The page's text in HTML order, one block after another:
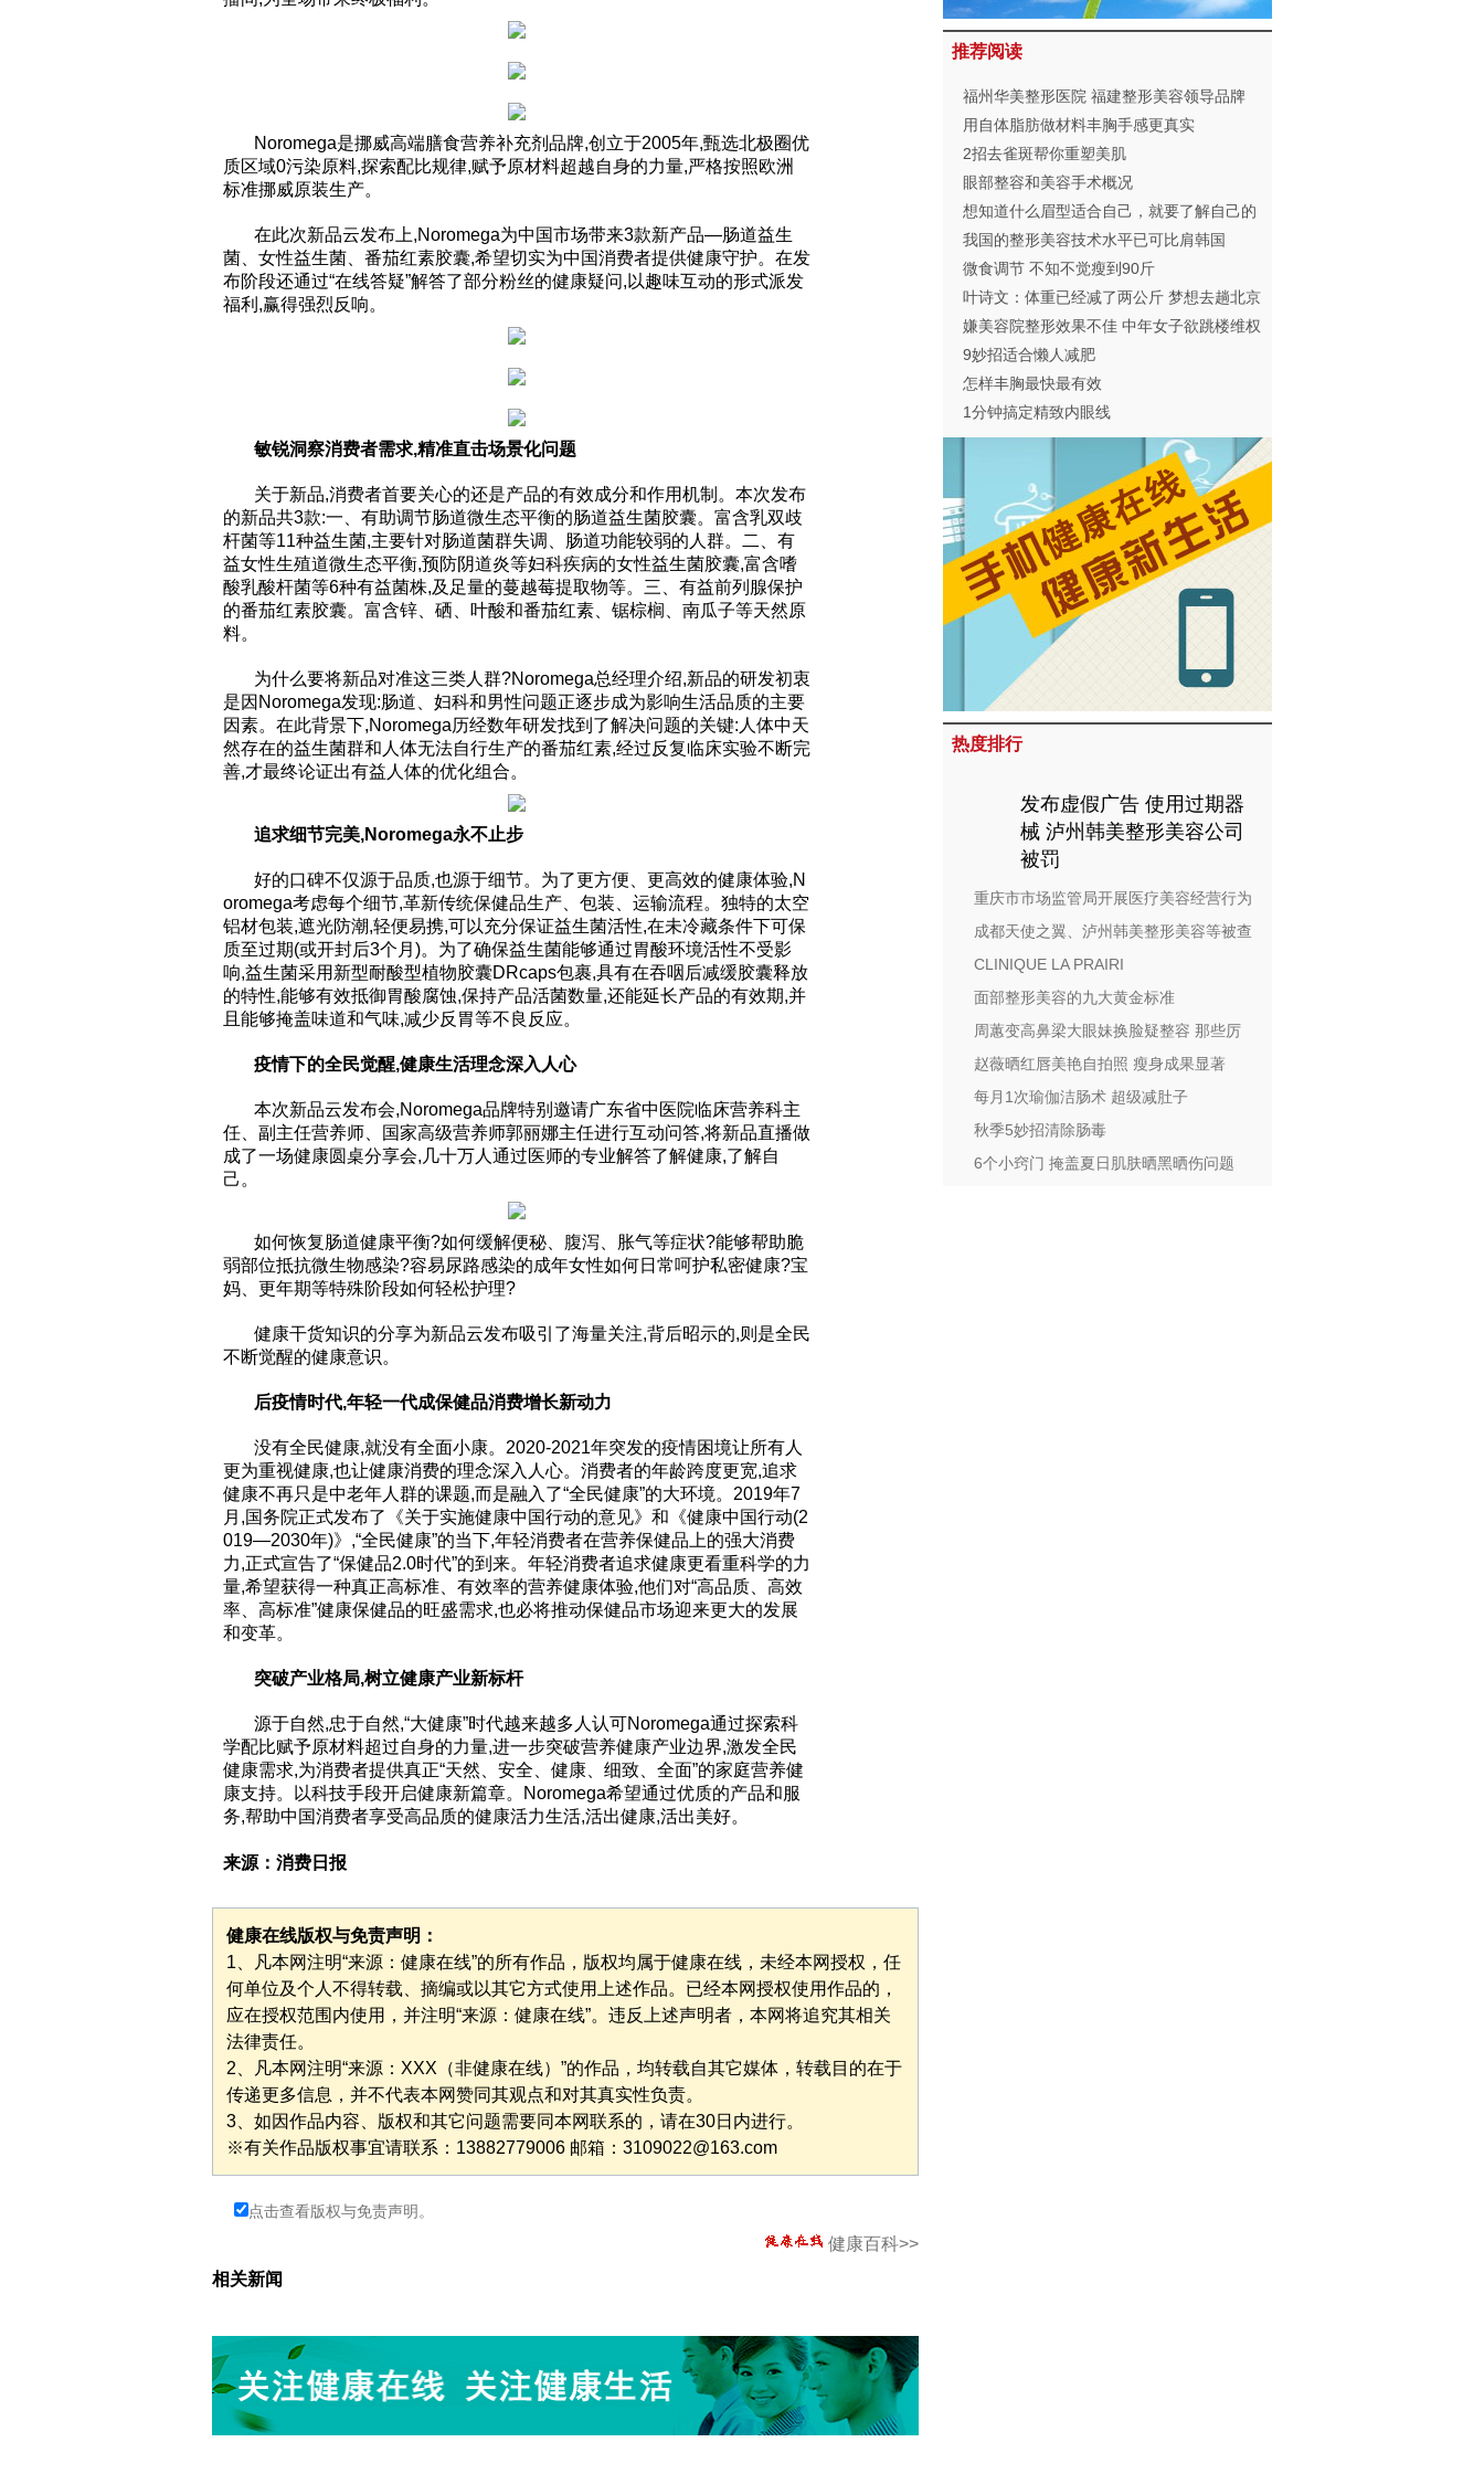
Noromega是挪威高端膳食营养补充剂品牌,创立于2005年,甄选北极圈优
质区域0污染原料,探索配比规律,赋予原材料超越自身的力量,严格按照欧洲
标准挪威原装生产。
在此次新品云发布上,Noromega为中国市场带来3款新产品—肠道益生
菌、女性益生菌、番茄红素胶囊,希望切实为中国消费者提供健康守护。在发
布阶段还通过“在线答疑”解答了部分粉丝的健康疑问,以趣味互动的形式派发
福利,赢得强烈反响。
敏锐洞察消费者需求,精准直击场景化问题
关于新品,消费者首要关心的还是产品的有效成分和作用机制。本次发布
的新品共3款:一、有助调节肠道微生态平衡的肠道益生菌胶囊。富含乳双歧
杆菌等11种益生菌,主要针对肠道菌群失调、肠道功能较弱的人群。二、有
益女性生殖道微生态平衡,预防阴道炎等妇科疾病的女性益生菌胶囊,富含嗜
酸乳酸杆菌等6种有益菌株,及足量的蔓越莓提取物等。三、有益前列腺保护
的番茄红素胶囊。富含锌、硒、叶酸和番茄红素、锯棕榈、南瓜子等天然原
料。
为什么要将新品对准这三类人群?Noromega总经理介绍,新品的研发初衷
是因Noromega发现:肠道、妇科和男性问题正逐步成为影响生活品质的主要
因素。在此背景下,Noromega历经数年研发找到了解决问题的关键:人体中天
然存在的益生菌群和人体无法自行生产的番茄红素,经过反复临床实验不断完
善,才最终论证出有益人体的优化组合。
追求细节完美,Noromega永不止步
好的口碑不仅源于品质,也源于细节。为了更方便、更高效的健康体验,N
oromega考虑每个细节,革新传统保健品生产、包装、运输流程。独特的太空
铝材包装,遮光防潮,轻便易携,可以充分保证益生菌活性,在未冷藏条件下可保
质至过期(或开封后3个月)。为了确保益生菌能够通过胃酸环境活性不受影
响,益生菌采用新型耐酸型植物胶囊DRcaps包裹,具有在吞咽后减缓胶囊释放
的特性,能够有效抵御胃酸腐蚀,保持产品活菌数量,还能延长产品的有效期,并
且能够掩盖味道和气味,减少反胃等不良反应。
疫情下的全民觉醒,健康生活理念深入人心
本次新品云发布会,Noromega品牌特别邀请广东省中医院临床营养科主
任、副主任营养师、国家高级营养师郭丽娜主任进行互动问答,将新品直播做
成了一场健康圆桌分享会,几十万人通过医师的专业解答了解健康,了解自
己。
如何恢复肠道健康平衡?如何缓解便秘、腹泻、胀气等症状?能够帮助脆
弱部位抵抗微生物感染?容易尿路感染的成年女性如何日常呵护私密健康?宝
妈、更年期等特殊阶段如何轻松护理?
健康干货知识的分享为新品云发布吸引了海量关注,背后昭示的,则是全民
不断觉醒的健康意识。
后疫情时代,年轻一代成保健品消费增长新动力
没有全民健康,就没有全面小康。2020-2021年突发的疫情困境让所有人
更为重视健康,也让健康消费的理念深入人心。消费者的年龄跨度更宽,追求
健康不再只是中老年人群的课题,而是融入了“全民健康”的大环境。2019年7
月,国务院正式发布了《关于实施健康中国行动的意见》和《健康中国行动(2
019—2030年)》,“全民健康”的当下,年轻消费者在营养保健品上的强大消费
力,正式宣告了“保健品2.0时代”的到来。年轻消费者追求健康更看重科学的力
量,希望获得一种真正高标准、有效率的营养健康体验,他们对“高品质、高效
率、高标准”健康保健品的旺盛需求,也必将推动保健品市场迎来更大的发展
和变革。
突破产业格局,树立健康产业新标杆
源于自然,忠于自然,“大健康”时代越来越多人认可Noromega通过探索科
学配比赋予原材料超过自身的力量,进一步突破营养健康产业边界,激发全民
健康需求,为消费者提供真正“天然、安全、健康、细致、全面”的家庭营养健
康支持。以科技手段开启健康新篇章。Noromega希望通过优质的产品和服
务,帮助中国消费者享受高品质的健康活力生活,活出健康,活出美好。
来源：消费日报
健康在线版权与免责声明：
1、凡本网注明“来源：健康在线”的所有作品，版权均属于健康在线，未经本网授权，任
何单位及个人不得转载、摘编或以其它方式使用上述作品。已经本网授权使用作品的，
应在授权范围内使用，并注明“来源：健康在线”。违反上述声明者，本网将追究其相关
法律责任。
2、凡本网注明“来源：XXX（非健康在线）”的作品，均转载自其它媒体，转载目的在于
传递更多信息，并不代表本网赞同其观点和对其真实性负责。
3、如因作品内容、版权和其它问题需要同本网联系的，请在30日内进行。
※有关作品版权事宜请联系：13882779006 邮箱：3109022@163.com
点击查看版权与免责声明。
健康百科>>
相关新闻
推荐阅读
福州华美整形医院 福建整形美容领导品牌
用自体脂肪做材料丰胸手感更真实
2招去雀斑帮你重塑美肌
眼部整容和美容手术概况
想知道什么眉型适合自己，就要了解自己的
脸型和五官
我国的整形美容技术水平已可比肩韩国
微食调节 不知不觉瘦到90斤
叶诗文：体重已经减了两公斤 梦想去趟北京
欢乐谷
嫌美容院整形效果不佳 中年女子欲跳楼维权
9妙招适合懒人减肥
怎样丰胸最快最有效
1分钟搞定精致内眼线
热度排行
发布虚假广告 使用过期器
械 泸州韩美整形美容公司
被罚
重庆市市场监管局开展医疗美容经营行为
成都天使之翼、泸州韩美整形美容等被查
CLINIQUE LA PRAIRI
面部整形美容的九大黄金标准
周蕙变高鼻梁大眼妹换脸疑整容 那些厉
赵薇晒红唇美艳自拍照 瘦身成果显著
每月1次瑜伽洁肠术 超级减肚子
秋季5妙招清除肠毒
6个小窍门 掩盖夏日肌肤晒黑晒伤问题